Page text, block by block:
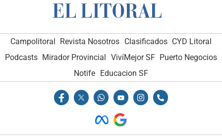
Campolitoral Revista Nosotros Clasificados CYD Litoral
Podcasts Mirador Provincial VivíMejor SF Puerto Negocios
Notife
Educacion SF